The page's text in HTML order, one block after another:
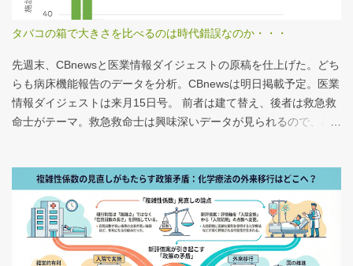
タバコの箱で大きさを比べるのは時代錯誤なのか・・・
先週末、CBnewsと医業情報ダイジェストの原稿を仕上げた。どち
らも病床機能報告のデータを分析。CBnewsは明日掲載予定。医業
情報ダイジェストは来月15日号。 前者は建て替え、後者は救急救
命士がテーマ。救急救命士は興味深いデータが見られるので、み
は、医業情報ダイジェストの記事をお読みください！なのだが、
分析結果の一例は下のグラフ。 病床機能報告（2023年度報告）を
基に作成 ※救急救命士の人数は常勤・非常勤（常勤換算）の合
計。人数が0人の施設は集計に含まない この施設は何人いるんだろ
う？、あの施設は何人だろう？と見てみるだけでも十分興味深い